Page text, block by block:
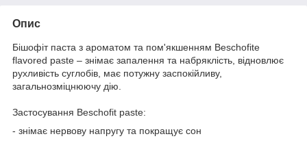
Опис
Бішофіт паста з ароматом та пом'якшенням Beschofite
flavored paste – знімає запалення та набряклість, відновлює
рухливість суглобів, має потужну заспокійливу,
загальнозміцнюючу дію.
Застосування Beschofit paste:
- знімає нервову напругу та покращує сон